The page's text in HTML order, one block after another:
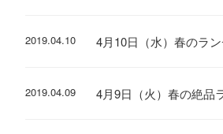
2019.04.10 4月10日（水）春のラ
2019.04.09 4月9日（火）春の絶品